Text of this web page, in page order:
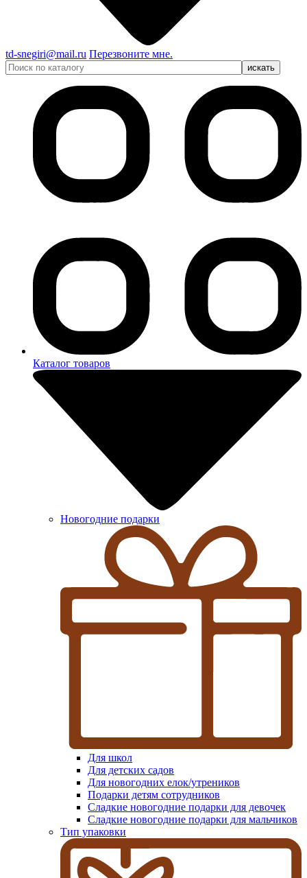
td-snegiri@mail.ru Перезвоните мне.
Каталог товаров
Новогодние подарки
Для школ
Для детских садов
Для новогодних елок/утреников
Подарки детям сотрудников
Сладкие новогодние подарки для девочек
Сладкие новогодние подарки для мальчиков
Тип упаковки